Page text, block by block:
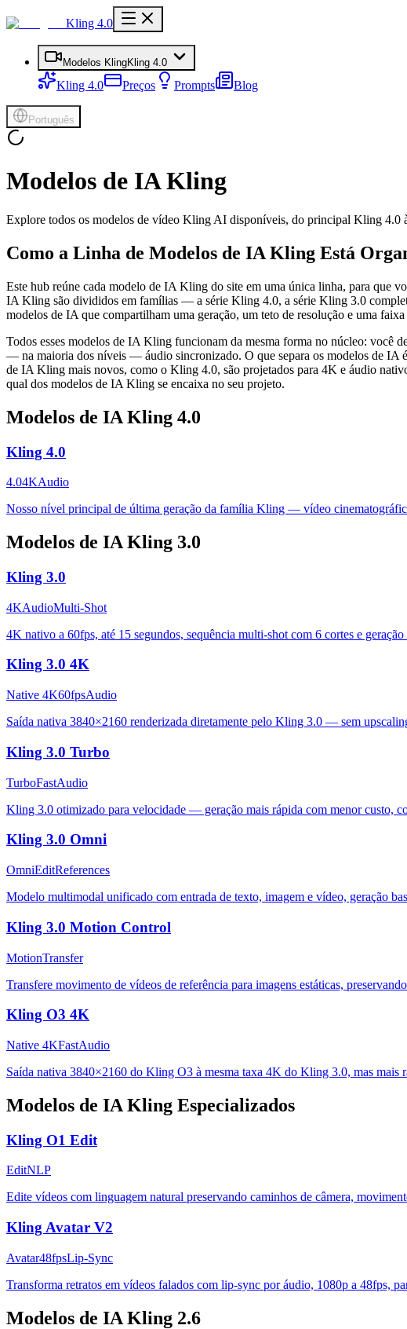
Kling 4.0
Modelos KlingKling 4.0
Kling 4.0 Preços Prompts Blog
Português
Modelos de IA Kling
Explore todos os modelos de vídeo Kling AI disponíveis, do principal Kling 4.0
Como a Linha de Modelos de IA Kling Está
Este hub reúne cada modelo de IA Kling do site em uma única linha, para que
IA Kling são divididos em famílias — a série Kling 4.0, a série Kling 3.0
modelos de IA que compartilham uma geração, um teto de resolução e uma
Todos esses modelos de IA Kling funcionam da mesma forma no núcleo: você
— na maioria dos níveis — áudio sincronizado. O que separa os modelos de IA
de IA Kling mais novos, como o Kling 4.0, são projetados para 4K e áudio
qual dos modelos de IA Kling se encaixa no seu projeto.
Modelos de IA Kling 4.0
Kling 4.0
4.04KAudio
Nosso nível principal de última geração da família Kling — vídeo
Modelos de IA Kling 3.0
Kling 3.0
4KAudioMulti-Shot
4K nativo a 60fps, até 15 segundos, sequência multi-shot com 6 cortes e
Kling 3.0 4K
Native 4K60fpsAudio
Saída nativa 3840×2160 renderizada diretamente pelo Kling 3.0 — sem
Kling 3.0 Turbo
TurboFastAudio
Kling 3.0 otimizado para velocidade — geração mais rápida com menor custo,
Kling 3.0 Omni
OmniEditReferences
Modelo multimodal unificado com entrada de texto, imagem e vídeo, geração
Kling 3.0 Motion Control
MotionTransfer
Transfere movimento de vídeos de referência para imagens estáticas,
Kling O3 4K
Native 4KFastAudio
Saída nativa 3840×2160 do Kling O3 à mesma taxa 4K do Kling 3.0, mas
Modelos de IA Kling Especializados
Kling O1 Edit
EditNLP
Edite vídeos com linguagem natural preservando caminhos de câmera,
Kling Avatar V2
Avatar48fpsLip-Sync
Transforma retratos em vídeos falados com lip-sync por áudio, 1080p a 48fps,
Modelos de IA Kling 2.6